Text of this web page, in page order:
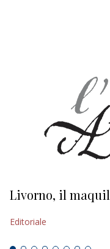
Livorno, il
Editoriale